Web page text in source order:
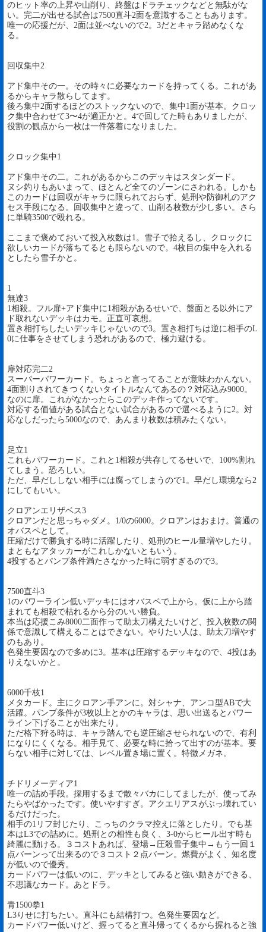
のヒット率の上昇や山削り、終盤はドラチェックなどと無駄がな
い。完二が出せる試合は7500直斗2面を意識することもあります。
唯一の応援だが、2面は並べないので2。3だとキャラ踏めなくな
る。
回収集中2
アド集中その一。その時々に必要なカードを持ってくる。これがあ
るからキャラ散らしてます。
後ろ集中2面するほどのストックないので、集中1面が基本。クロッ
ク集中合わせて3〜4が適正かと。4で回してた時もありましたが、
役割の観点から一枚は一件落着になりました。
クロック集中1
アド集中その二。これがあるからこのデッキはスタンダード。
ヌシ釣りもあいまって、ほとんど全てのゾーンにさわれる。しかも
このカードは回収がキャラに限られておらず、処刑や防御札のアク
セス手段になる。回収集中と違って、山削る枚数が少し多い。さら
に単騎3500で殴れる。
ここまで褒めておいて投入枚数は1。雪子で拾えるし、クロックに
欲しいカードが落ちてるとも限らないので。4枚目の集中を入れる
としたら雪子かと。
1
無達3
1相殺。フル扉+アド集中に1相殺があるせいで、盤面とる以外にア
ド取れないデッキはカモ。正直可哀想。
置き相打ちしたいデッキじゃないので3。置き相打ちは逆に相手のL
0に仕事をさせてしまう恐れがあるので、極力避ける。
扉対応完二2
スーパーパワーカード。ちょっと言ってることが意味わかんない。
4面割りされてきつくないタイトルなんてあるの？対応込み9000。
なのに扉。これがなかったらこのデッキ作ってないです。
対応する価値がある試合とない試合があるので選べるように2。対
応なしだったら5000なので、あんまり枚数は積みたくない。
足立1
これもパワーカード。これと1相殺が共存してるせいで、100%割れ
てしまう。恐ろしい。
ただ、早だししない相手には腐ってしまうので1。早だし環境なら2
にしてもいい。
クロアンエリザベス3
クロアンだと思っちゃダメ。1/0の6000。クロアンはおまけ。普通の
オバスペとして。
圧縮だけで勝負する時に活躍したり、処刑のヒール量増やしたり。
まともなアタッカーがこれしかないともいう。
4投するとパンプ条件満たさなかった時に弱すぎるので3。
7500直斗3
1のパワーライン低いデッキにはオバスペで上から。仮に上から踏
まれても相殺で枯れるから分のいい勝負。
本当は応援こみ8000二面作って助太刀構えたいけど、投入枚数の関
係で意識して構えることはできない。やりたい人は、助太刀増やす
のもあり。
色発生要因なので多めに3。基本は圧縮するデッキなので、4投はあ
りえないかと。
6000千枝1
メタカード。主にクロアン手アンに。対シャナ、アンコ型ABで大
活躍。パンプ条件が3枚以上とかのキャラは、思い出送るとパワー
ライン下げることが出来たり。
ただ格下狩る時は、キャラ踏んでも逆圧縮させられないので、有利
になりにくくなる。相手見て、必要な時に拾って出すのが基本。要
らない相手に対しては、レベル置き場に置く。特徴メガネ。
チドリメーディア1
唯一の詰め手段。採用するまで散々バカにしてましたが、使ってみ
たらやばかったです。使いやすすぎ。アクエリアスがぶっ壊れてい
るだけだった。
相手の1リフ封じたり、こっちのクラマ控えに落としたり。でも基
本はL3での詰めに。処刑との相性も良く、3-0からヒール出す時も
綺麗に動ける。３コストあれば、登場→圧殺雪子集中→もう一回１
点バーンって出来るので３コスト２点バーン。燃費がよく、知名度
が低いので優秀。
カードパワーは低いのに、デッキとしてみると強い動きができる、
不思議なカード。あとドラ。
青1500拳1
L3りせに打ちたい。直斗にも結構打つ。色発生要因など。
カードパワー低いけど、握ってると直斗帰ってくるから握れると強